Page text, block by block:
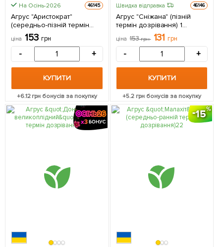
На Осінь-2026 46145
Агрус "Аристократ"
(середньо-пізній термін
дозрівання) 1 саджанець в
упаковці
ціна 153 грн
- +
КУПИТИ
+6.12грн бонусів за покупку
Швидка відправка 46146
Агрус "Сніжана" (пізній
термін дозрівання) 1
саджанець в упаковці
ціна 153грн 131 грн
- +
КУПИТИ
+5.2 грн бонусів за покупку
15